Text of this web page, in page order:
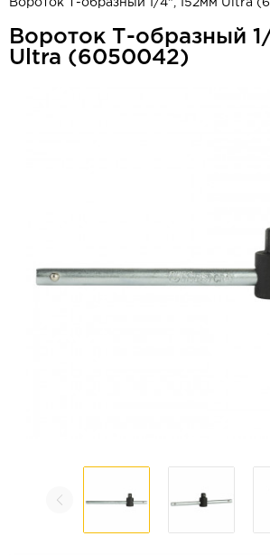
Вороток Т-образный 1/4", 152мм Ultra
Вороток Т-образный
Ultra (6050042)